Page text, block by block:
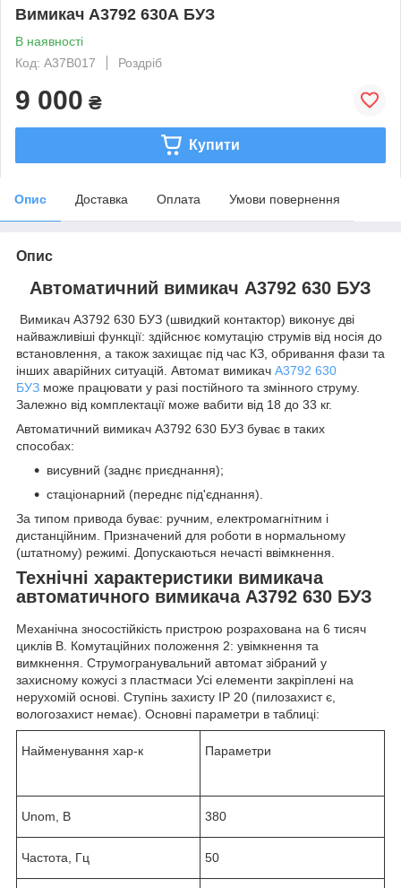
Вимикач А3792 630А БУЗ
В наявності
Код: A37B017
Роздріб
9 000 ₴
Купити
Опис Доставка Оплата Умови повернення
Опис
Автоматичний вимикач А3792 630 БУЗ
Вимикач А3792 630 БУЗ (швидкий контактор) виконує дві
найважливіші функції: здійснює комутацію струмів від носія до
встановлення, а також захищає під час КЗ, обривання фази та
інших аварійних ситуацій. Автомат вимикач А3792 630
БУЗ може працювати у разі постійного та змінного струму.
Залежно від комплектації може вабити від 18 до 33 кг.
Автоматичний вимикач А3792 630 БУЗ буває в таких
способах:
висувний (заднє приєднання);
стаціонарний (переднє під'єднання).
За типом привода буває: ручним, електромагнітним і
дистанційним. Призначений для роботи в нормальному
(штатному) режимі. Допускаються нечасті ввімкнення.
Технічні характеристики вимикача
автоматичного вимикача А3792 630 БУЗ
Механічна зносостійкість пристрою розрахована на 6 тисяч
циклів В. Комутаційних положення 2: увімкнення та
вимкнення. Струмогранувальний автомат зібраний у
захисному кожусі з пластмаси Усі елементи закріплені на
нерухомій основі. Ступінь захисту IP 20 (пилозахист є,
вологозахист немає). Основні параметри в таблиці:
Найменування хар-к Параметри
Unom, B 380
Частота, Гц 50